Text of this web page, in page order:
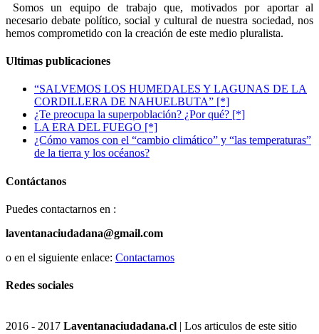
Somos un equipo de trabajo que, motivados por aportar al
necesario debate político, social y cultural de nuestra sociedad, nos
hemos comprometido con la creación de este medio pluralista.
Ultimas publicaciones
“SALVEMOS LOS HUMEDALES Y LAGUNAS DE LA
CORDILLERA DE NAHUELBUTA” [*]
¿Te preocupa la superpoblación? ¿Por qué? [*]
LA ERA DEL FUEGO [*]
¿Cómo vamos con el “cambio climático” y “las temperaturas”
de la tierra y los océanos?
Contáctanos
Puedes contactarnos en :
laventanaciudadana@gmail.com
o en el siguiente enlace: Contactarnos
Redes sociales
2016 - 2017 Laventanaciudadana.cl | Los articulos de este sitio